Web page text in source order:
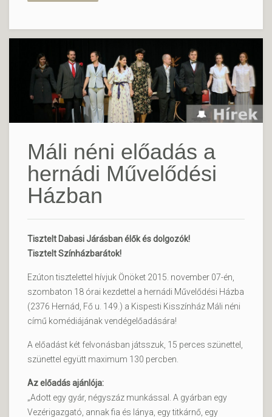
Máli néni előadás a
hernádi Művelődési
Házban
Tisztelt Dabasi Járásban élők és dolgozók!
Tisztelt Színházbarátok!
Ezúton tisztelettel hívjuk Önöket 2015. november 07-én,
szombaton 18 órai kezdettel a hernádi Művelődési Házba
(2376 Hernád, Fő u. 149.) a Kispesti Kisszínház Máli néni
című komédiájának vendégelőadására!
A előadást két felvonásban játsszuk, 15 perces szünettel,
szünettel együtt maximum 130 percben.
Az előadás ajánlója:
„Adott egy gyár, négyszáz munkással. A gyárban egy
Vezérigazgató, annak fia és lánya, egy titkárnő, egy